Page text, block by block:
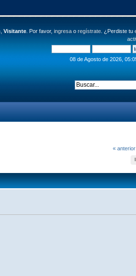
Visitante. Por favor, ingresao regístrate. ¿Perdiste tu
08 de Agosto de 2026,
« anterior